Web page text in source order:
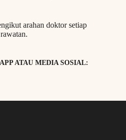
arahan doktor setiap
ATAU MEDIA SOSIAL: